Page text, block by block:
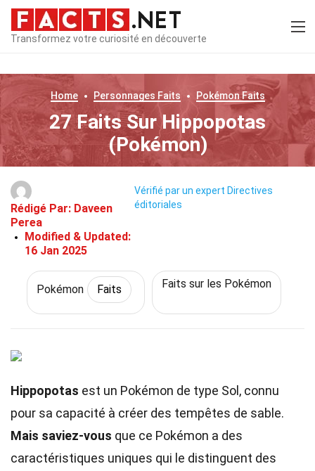
Transformez votre curiosité en découverte
Home Personnages Faits PokémonFaits
27 Faits Sur Hippopotas
(Pokémon)
Rédigé Par: Daveen
Perea
Modified & Updated:
16 Jan 2025
Vérifié par un expert Directives
éditoriales
Pokémon Faits Faits sur les Pokémon
Hippopotas est un Pokémon de type Sol, connu
pour sa capacité à créer des tempêtes de sable.
Mais saviez-vous que ce Pokémon a des
caractéristiques uniques qui le distinguent des